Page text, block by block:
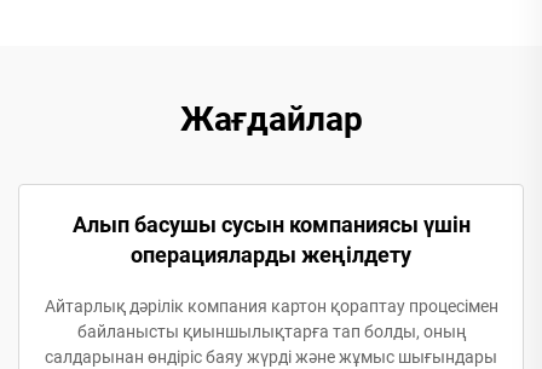
Жағдайлар
Алып басушы сусын компаниясы үшін
операцияларды жеңілдету
Айтарлық дәрілік компания картон қораптау процесімен
байланысты қиыншылықтарға тап болды, оның
салдарынан өндіріс баяу жүрді және жұмыс шығындары